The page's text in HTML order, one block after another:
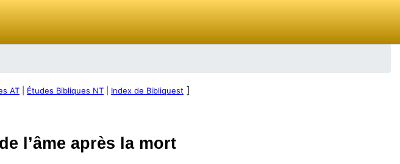
AT Études Bibliques NT Index de Bibliquest ]
l’âme après la mort